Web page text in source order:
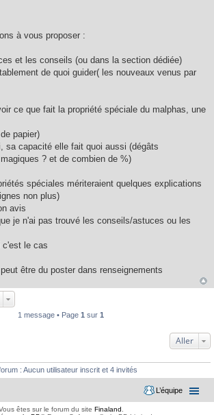
à vous proposer :
et les conseils (ou dans la section dédiée)
de quoi guider( les nouveaux venus par
ce que fait la propriété spéciale du malphas, une
papier)
sa capacité elle fait quoi aussi (dégâts
? et de combien de %)
spéciales mériteraient quelques explications
non plus)
avis
je n'ai pas trouvé les conseils/astuces ou les
c'est le cas
être du poster dans renseignements
1 message • Page 1 sur 1
Aller
: Aucun utilisateur inscrit et 4 invités
L’équipe
êtes sur le forum du site Finaland